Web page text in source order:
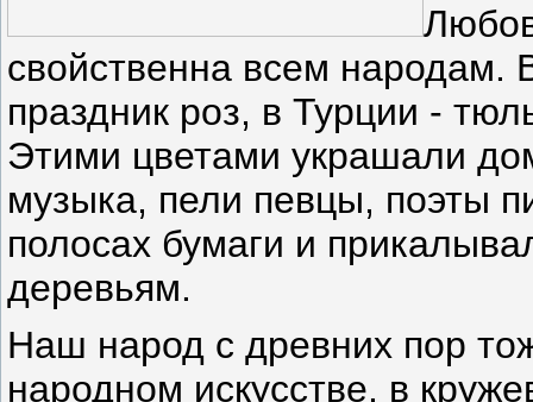
свойственна всем
праздник роз, в Турции -
Этими цветами украшали
музыка, пели певцы, поэты
полосах бумаги и
деревьям.
Наш народ с древних пор
народном искусстве, в